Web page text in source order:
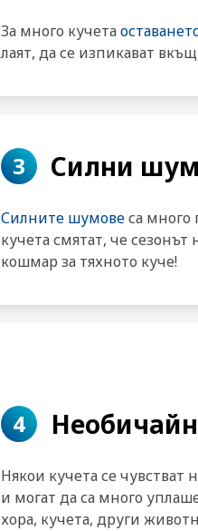
За много кучета
лаят, да се изпикават
3 Силни
Силните шумовеса много
кучета смятат, че
кошмар за тяхното куче!
4
Някои кучета се
и могат да са много
хора, кучета, други